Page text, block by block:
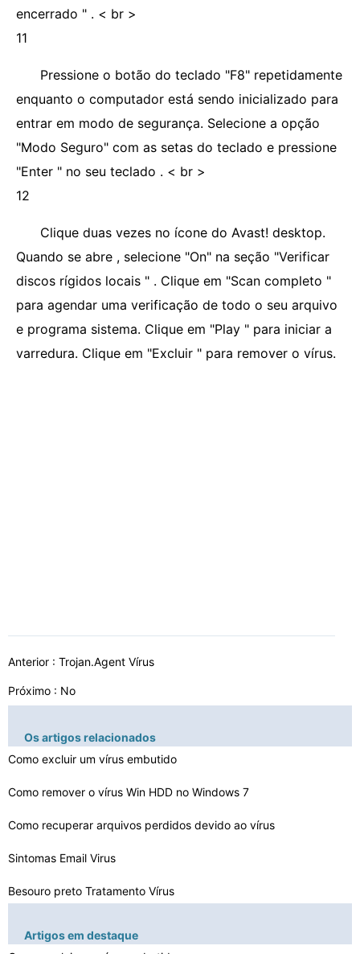
encerrado " . < br >
11
Pressione o botão do teclado "F8" repetidamente
enquanto o computador está sendo inicializado para
entrar em modo de segurança. Selecione a opção
"Modo Seguro" com as setas do teclado e pressione
"Enter " no seu teclado . < br >
12
Clique duas vezes no ícone do Avast! desktop.
Quando se abre , selecione "On" na seção "Verificar
discos rígidos locais " . Clique em "Scan completo "
para agendar uma verificação de todo o seu arquivo
e programa sistema. Clique em "Play " para iniciar a
varredura. Clique em "Excluir " para remover o vírus.
Anterior : Trojan.Agent Vírus
Próximo : No
Os artigos relacionados
Como excluir um vírus embutido
Como remover o vírus Win HDD no Windows 7
Como recuperar arquivos perdidos devido ao vírus
Sintomas Email Virus
Besouro preto Tratamento Vírus
Artigos em destaque